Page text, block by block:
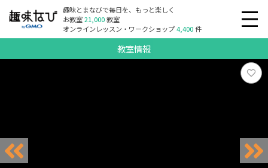
趣味とまなびで毎日を、もっと楽しく
お教室21,000教室
オンラインレッスン・ワークショップ4,400件
教室情報